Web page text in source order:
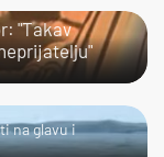
"Takav
na glavu i